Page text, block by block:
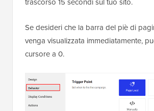
Se desideri che la barra del piè di
venga visualizzata immediatamente,
cursore a 0.